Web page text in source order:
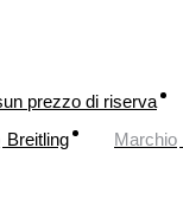
prezzo di riserva
Breitling Marchio